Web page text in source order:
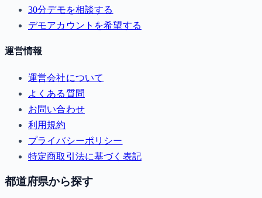
30分デモを相談する
デモアカウントを希望する
運営情報
運営会社について
よくある質問
お問い合わせ
利用規約
プライバシーポリシー
特定商取引法に基づく表記
都道府県から探す